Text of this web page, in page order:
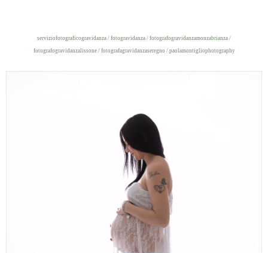
serviziofotograficogravidanza / fotogravidanza / fotografogravidanzamonzabrianza /
fotografogravidanzalissone / fotografagravidanzaseregno / paolamontigliophotography